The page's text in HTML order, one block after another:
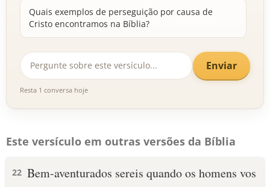
Quais exemplos de perseguição por causa de
Cristo encontramos na Bíblia?
Enviar
Resta 1 conversa hoje
Este versículo em outras versões da Bíblia
22 Bem-aventurados sereis quando os homens vos